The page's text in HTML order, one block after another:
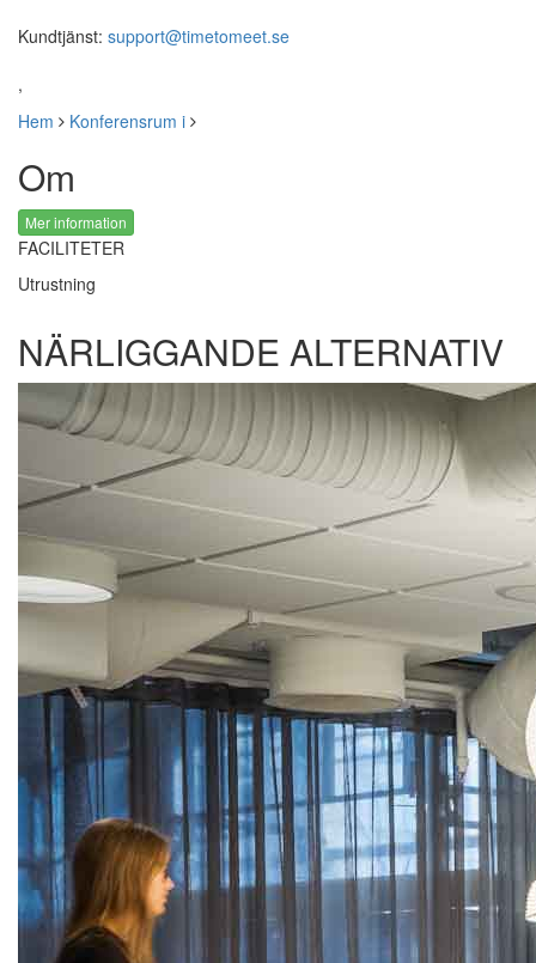
Kundtjänst: support@timetomeet.se
,
Hem
Konferensrum i
Om
Mer information
FACILITETER
Utrustning
NÄRLIGGANDE ALTERNATIV